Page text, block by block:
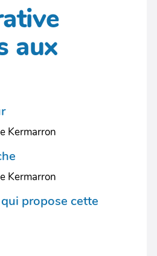
aux
Kermarron
Kermarron
propose cette